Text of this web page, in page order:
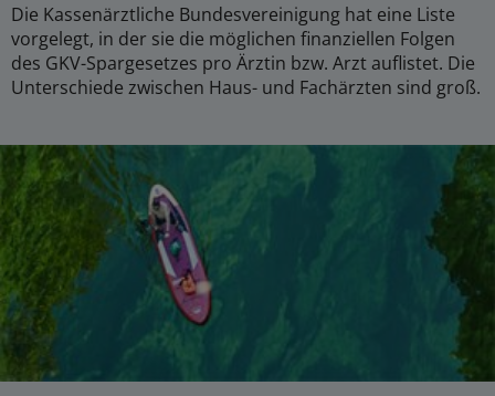
Die Kassenärztliche Bundesvereinigung hat eine Liste
vorgelegt, in der sie die möglichen finanziellen Folgen
des GKV-Spargesetzes pro Ärztin bzw. Arzt auflistet. Die
Unterschiede zwischen Haus- und Fachärzten sind groß.